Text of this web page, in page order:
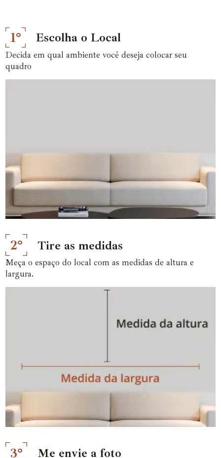
1° Escolha o Local
Decida em qual ambiente você deseja colocar seu
quadro
2° Tire as medidas
Meça o espaço do local com as medidas de altura e
largura.
3° Me envie a foto